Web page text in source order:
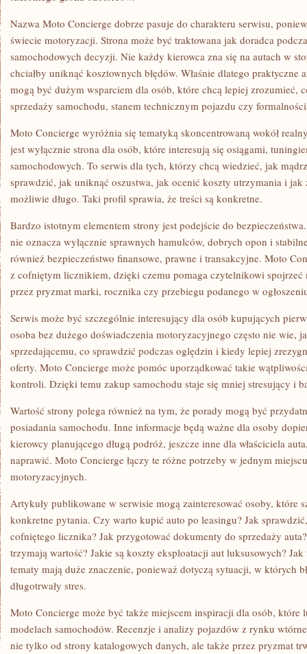
Nazwa Moto Concierge dobrze pasuje do charakteru serwisu,
świecie motoryzacji. Strona może być traktowana jak doradca
samochodowych decyzji. Nie każdy kierowca zna się na autach w
chciałby uniknąć kosztownych błędów. Właśnie dlatego
mogą być dużym wsparciem dla osób, które chcą lepiej zrozumieć,
sprzedaży samochodu, stanem technicznym pojazdu czy
Moto Concierge wyróżnia się tematyką skoncentrowaną wokół
jest wyłącznie strona dla osób, które interesują się osiągami,
samochodowych. To serwis dla tych, którzy chcą wiedzieć, jak
sprawdzić, jak uniknąć oszustwa, jak ocenić koszty utrzymania i jak
możliwie długo. Taki profil sprawia, że treści są konkretne.
Bardzo istotnym elementem strony jest podejście do
nie oznacza wyłącznie sprawnych hamulców, dobrych opon i
również bezpieczeństwo finansowe, prawne i transakcyjne. Moto
z cofniętym licznikiem, dzięki czemu pomaga czytelnikowi spojrzeć
przez pryzmat marki, rocznika czy przebiegu podanego w
Serwis może być szczególnie interesujący dla osób kupujących
osoba bez dużego doświadczenia motoryzacyjnego często nie wie,
sprzedającemu, co sprawdzić podczas oględzin i kiedy lepiej
oferty. Moto Concierge może pomóc uporządkować takie
kontroli. Dzięki temu zakup samochodu staje się mniej stresujący i
Wartość strony polega również na tym, że porady mogą być
posiadania samochodu. Inne informacje będą ważne dla osoby
kierowcy planującego długą podróż, jeszcze inne dla właściciela
naprawić. Moto Concierge łączy te różne potrzeby w jednym
motoryzacyjnych.
Artykuły publikowane w serwisie mogą zainteresować osoby, które
konkretne pytania. Czy warto kupić auto po leasingu? Jak
cofniętego licznika? Jak przygotować dokumenty do sprzedaży
trzymają wartość? Jakie są koszty eksploatacji aut luksusowych?
tematy mają duże znaczenie, ponieważ dotyczą sytuacji, w których
długotrwały stres.
Moto Concierge może być także miejscem inspiracji dla osób, które
modelach samochodów. Recenzje i analizy pojazdów z rynku
nie tylko od strony katalogowych danych, ale także przez pryzmat